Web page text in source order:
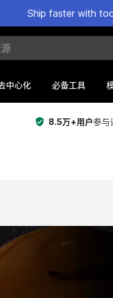
Ship faster with
中心化 必备工具
8.5万+用户参与